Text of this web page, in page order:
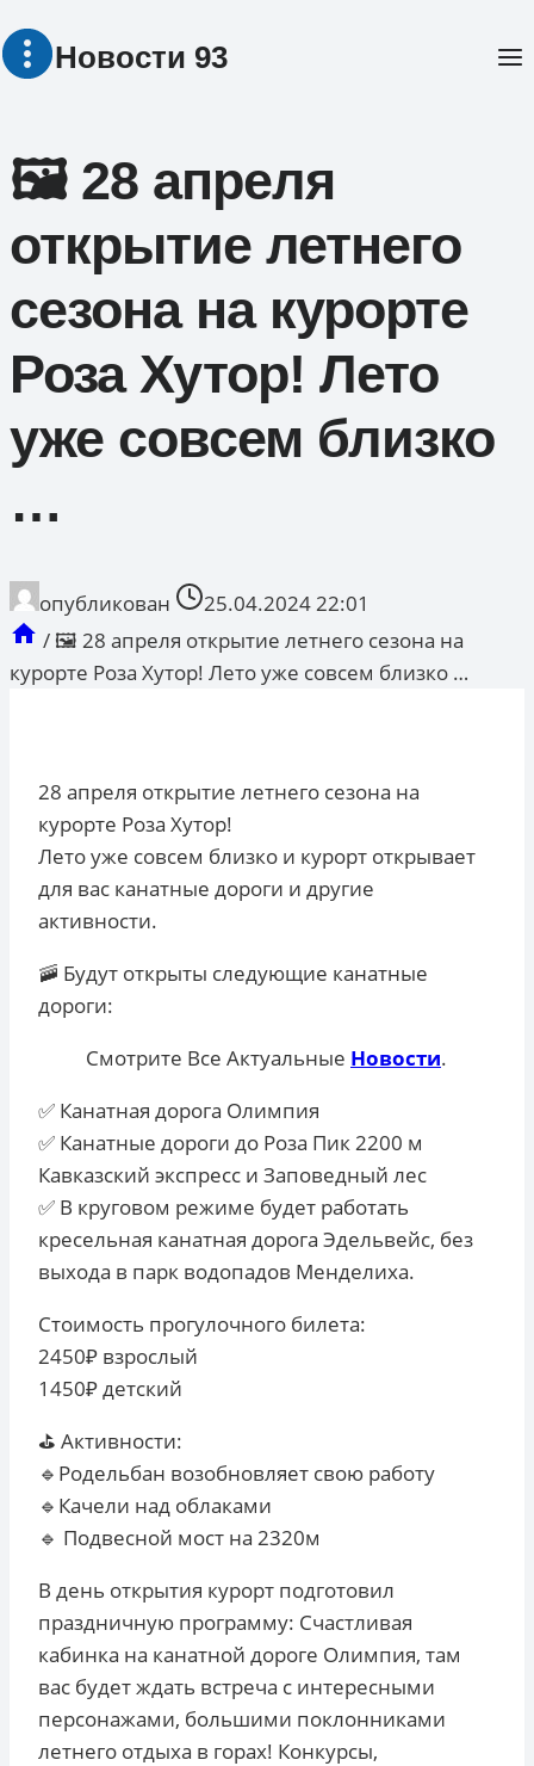
Перейти
Новости 93
🖼 28 апреля
открытие летнего
сезона на курорте
Роза Хутор! Лето
уже совсем близко
…
опубликован
25.04.2024 22:01
/ 🖼 28 апреля открытие летнего сезона на
курорте Роза Хутор! Лето уже совсем близко …
28 апреля открытие летнего сезона на
курорте Роза Хутор!
Лето уже совсем близко и курорт открывает
для вас канатные дороги и другие
активности.
🚠 Будут открыты следующие канатные
дороги:
Смотрите Все Актуальные Новости.
✅ Канатная дорога Олимпия
✅ Канатные дороги до Роза Пик 2200 м
Кавказский экспресс и Заповедный лес
✅ В круговом режиме будет работать
кресельная канатная дорога Эдельвейс, без
выхода в парк водопадов Менделиха.
Стоимость прогулочного билета:
2450₽ взрослый
1450₽ детский
⛳️ Активности:
🔹 Родельбан возобновляет свою работу
🔹 Качели над облаками
🔹 Подвесной мост на 2320м
В день открытия курорт подготовил
праздничную программу: Счастливая
кабинка на канатной дороге Олимпия, там
вас будет ждать встреча с интересными
персонажами, большими поклонниками
летнего отдыха в горах! Конкурсы,